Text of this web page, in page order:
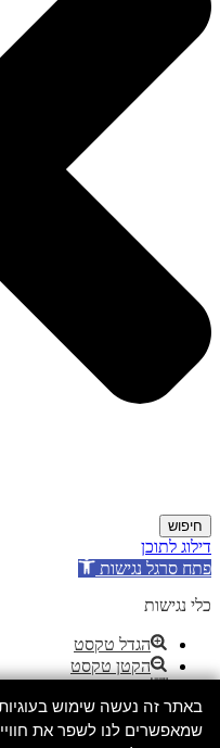
חיפוש
דילוג לתוכן
באתר זה נעשה שימוש
שמאפשרים לנו לשפר את
פתח סרגל נגישות
כלי נגישות
הגדל טקסט
הקטן טקסט
ניגודיות גבוהה
ניגודיות הפוכה